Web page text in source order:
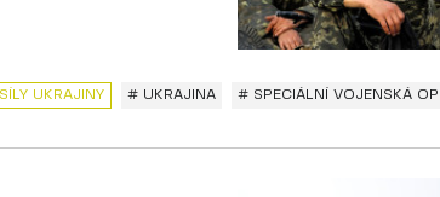
# UKRAJINA
UKRAJINY # SPECIÁLNÍ VOJENSKÁ